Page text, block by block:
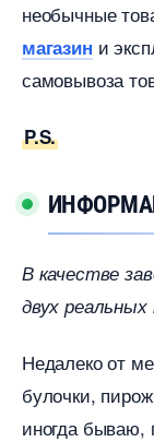
необычные
магазин и
самовывоза
P.S.
качестве
двух реальных
Недалеко от
улочки,
иногда бываю,